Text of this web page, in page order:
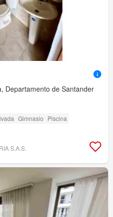
Departamento de Santander
Gimnasio Piscina
S.A.S.